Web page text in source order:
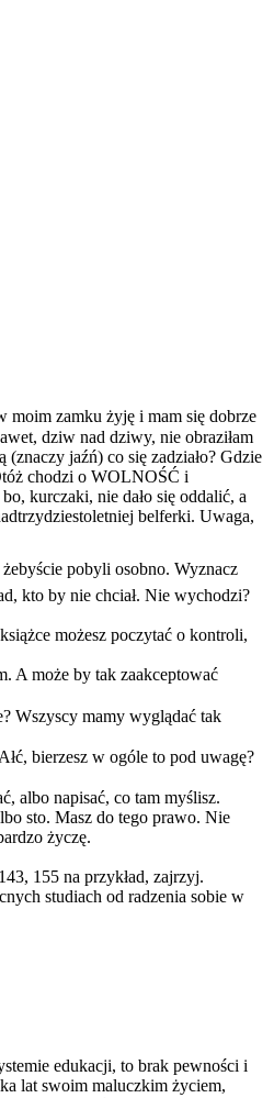
moim zamku żyję i mam się dobrze
dziw nad dziwy, nie obraziłam
jaźń) co się zadziało? Gdzie
chodzi o WOLNOŚĆ i
kurczaki, nie dało się oddalić, a
belferki. Uwaga,
pobyli osobno. Wyznacz
kto by nie chciał. Nie wychodzi?
możesz poczytać o kontroli,
A może by tak zaakceptować
Wszyscy mamy wyglądać tak
bierzesz w ogóle to pod uwagę?
albo napisać, co tam myślisz.
sto. Masz do tego prawo. Nie
życzę.
155 na przykład, zajrzyj.
studiach od radzenia sobie w
edukacji, to brak pewności i
lat swoim maluczkim życiem,